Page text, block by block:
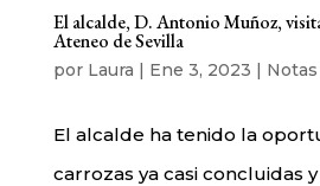
El alcalde, D. Antonio Muñoz,
Ateneo de Sevilla
por Laura | Ene 3, 2023 |
El alcalde ha tenido la
carrozas ya casi concluidas